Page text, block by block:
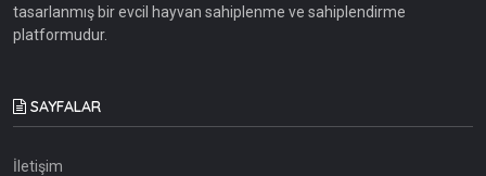
tasarlanmış bir evcil hayvan sahiplenme ve sahiplendirme
platformudur.
SAYFALAR
İletişim